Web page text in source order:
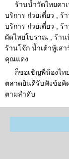
ร้านน้ำวัดไทยคา
บริการ ก๋วยเตี๋ยว ,
บริการ ก๋วยเตี๋ยว , ร้
ผัดไทยโบราณ , ร้า
ร้านโจ๊ก น้ำเต้าหู้เส
คุณแดง
ก็ขอเชิญพี่น้องไ
ตลาดยินดีรับฟังข้อคิ
ตามลำดับ